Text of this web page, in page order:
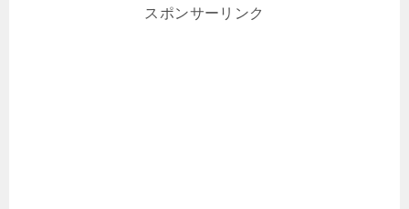
スポンサーリンク